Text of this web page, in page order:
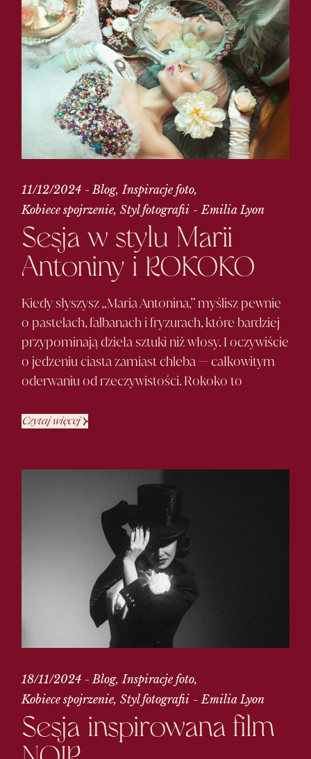
11/12/2024 Blog Inspiracje foto
Kobiece spojrzenie Styl fotografii Emilia Lyon
Sesja w stylu Marii
Antoniny i ROKOKO
Kiedy słyszysz „Maria Antonina,” myślisz pewnie
o pastelach, falbanach i fryzurach, które bardziej
przypominają dzieła sztuki niż włosy. I oczywiście
o jedzeniu ciasta zamiast chleba — całkowitym
oderwaniu od rzeczywistości. Rokoko to
Czytaj więcej
18/11/2024 Blog Inspiracje foto
Kobiece spojrzenie Styl fotografii Emilia Lyon
Sesja inspirowana film